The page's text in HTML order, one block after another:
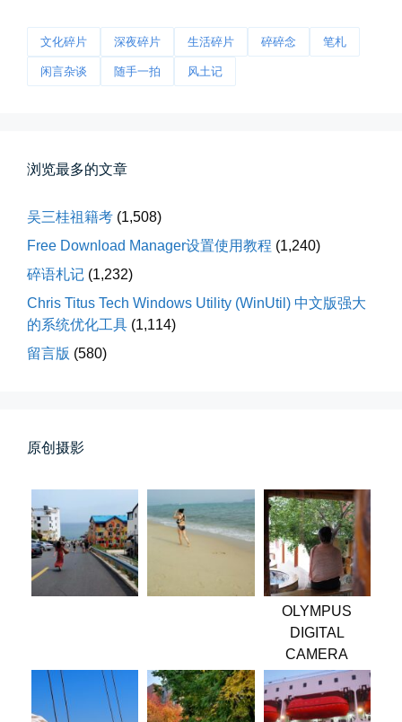
从马化腾模仿ICQ的OICQ时...
春雪挂树枝
早晨在厨房时一抬头，看到窗外已...
文化碎片 深夜碎片 生活碎片 碎碎念 笔札
闲言杂谈 随手一拍 风土记
浏览最多的文章
吴三桂祖籍考 (1,508)
Free Download Manager设置使用教程 (1,240)
碎语札记 (1,232)
Chris Titus Tech Windows Utility (WinUtil) 中文版强大
的系统优化工具 (1,114)
留言版 (580)
原创摄影
OLYMPUS
DIGITAL
CAMERA